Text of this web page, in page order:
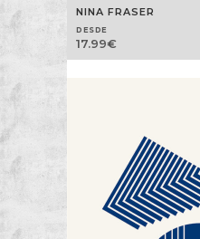
NINA FRASER
DESDE
17.99€